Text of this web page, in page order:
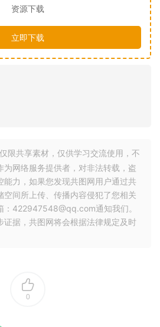
资源下载
立即下载
限共享素材，仅供学习交流使用，不
为网络服务提供者，对非法转载，盗
能力，如果您发现共图网用户通过共
空间所上传、传播内容侵犯了您相关
：422947548@qq.com通知我们。
证据，共图网将会根据法律规定及时
0